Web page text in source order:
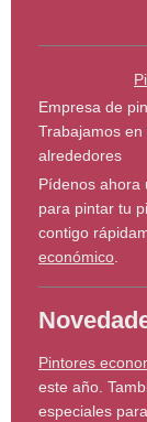
Empresa de
Trabajamos
alrededores
Pídenos ahora
para pintar tu
contigo
económico
Pintores
este año.
especiales